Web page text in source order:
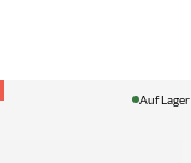
Auf Lager